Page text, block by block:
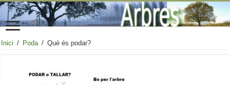
Inici / Poda / Què és podar?